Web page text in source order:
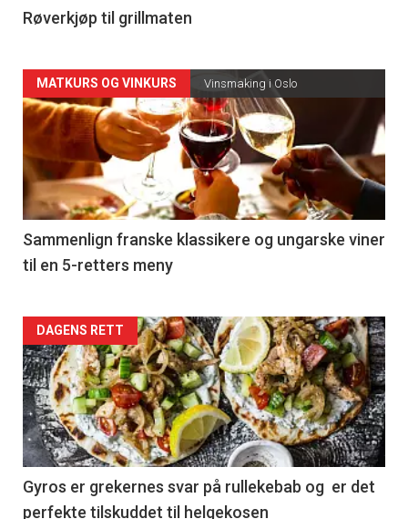
4
Røverkjøp til grillmaten
Forsiden
akkurat
nå
-
5
MATKURS OG VINKURS Vinsmaking i Oslo
Sammenlign franske klassikere og ungarske viner
til en 5-retters meny
Forsiden
akkurat
nå
-
6
DAGENS RETT
Gyros er grekernes svar på rullekebab og er det
perfekte tilskuddet til helgekosen